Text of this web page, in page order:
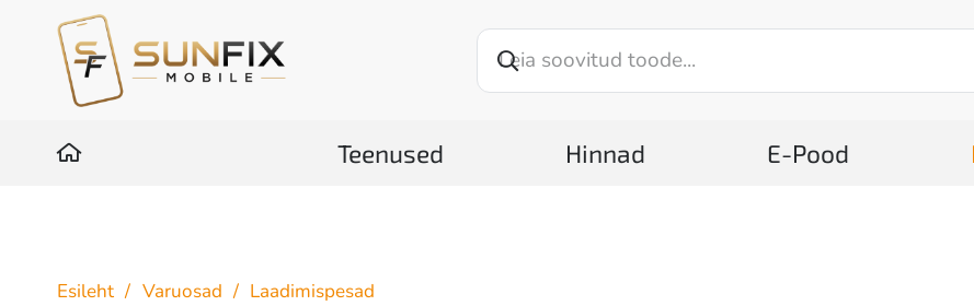
Teenused Hinnad E-Pood
Esileht / Varuosad / Laadimispesad